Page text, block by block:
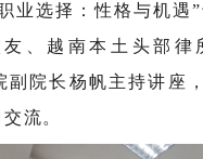
业选择：性格与机遇
、越南本土头部
院长杨帆主持讲座
流。